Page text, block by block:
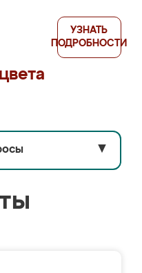
УЗНАТЬ
ПОДРОБНОСТИ
▼